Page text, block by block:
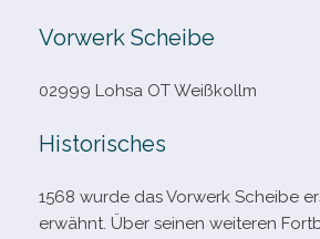
Vorwerk Scheibe
02999 Lohsa OT Weißkollm
Historisches
1568 wurde das Vorwerk Scheibe
erwähnt. Über sei­nen wei­te­ren